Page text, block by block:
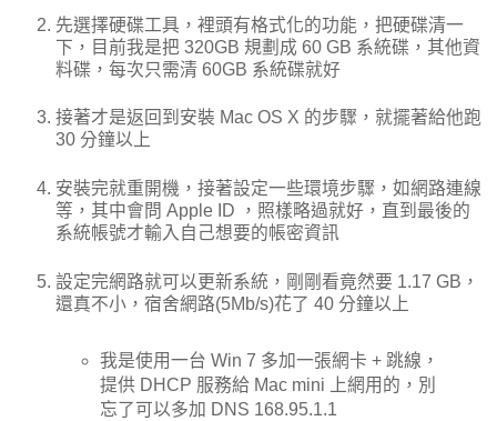
先選擇硬碟工具，裡頭有格式化的功能，把硬碟清一
下，目前我是把 320GB 規劃成 60 GB 系統碟，其他資
料碟，每次只需清 60GB 系統碟就好
接著才是返回到安裝 Mac OS X 的步驟，就擺著給他跑
30 分鐘以上
安裝完就重開機，接著設定一些環境步驟，如網路連線
等，其中會問 Apple ID ，照樣略過就好，直到最後的
系統帳號才輸入自己想要的帳密資訊
設定完網路就可以更新系統，剛剛看竟然要 1.17 GB，
還真不小，宿舍網路(5Mb/s)花了 40 分鐘以上
我是使用一台 Win 7 多加一張網卡 + 跳線，
提供 DHCP 服務給 Mac mini 上網用的，別
忘了可以多加 DNS 168.95.1.1